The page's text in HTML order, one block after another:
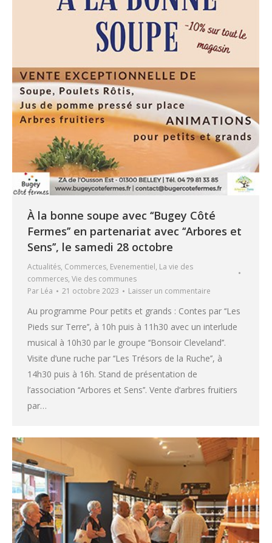
À la bonne soupe avec ‘‘Bugey Côté
Fermes’’ en partenariat avec ‘‘Arbores et
Sens’’, le samedi 28 octobre
Actualités, Commerces, Evenementiel, La vie des
commerces, Vie des communes
Par Léa 21 octobre 2023 Laisser un commentaire
Au programme Pour petits et grands : Contes par ‘‘Les
Pieds sur Terre’’, à 10h puis à 11h30 avec un interlude
musical à 10h30 par le groupe ‘‘Bonsoir Cleveland’’.
Visite d’une ruche par ‘‘Les Trésors de la Ruche’’, à
14h30 puis à 16h. Stand de présentation de
l’association ‘‘Arbores et Sens’’. Vente d’arbres fruitiers
par…